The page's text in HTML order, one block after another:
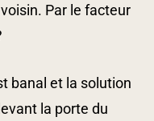
Par le facteur
banal et la solution
la porte du